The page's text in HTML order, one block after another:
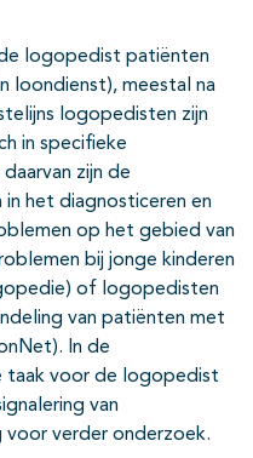
logopedist patiënten
loondienst), meestal na
logopedisten zijn
in specifieke
zijn de
het diagnosticeren en
op het gebied van
bij jonge kinderen
of logopedisten
van patiënten met
In de
taak voor de logopedist
van
voor verder onderzoek.